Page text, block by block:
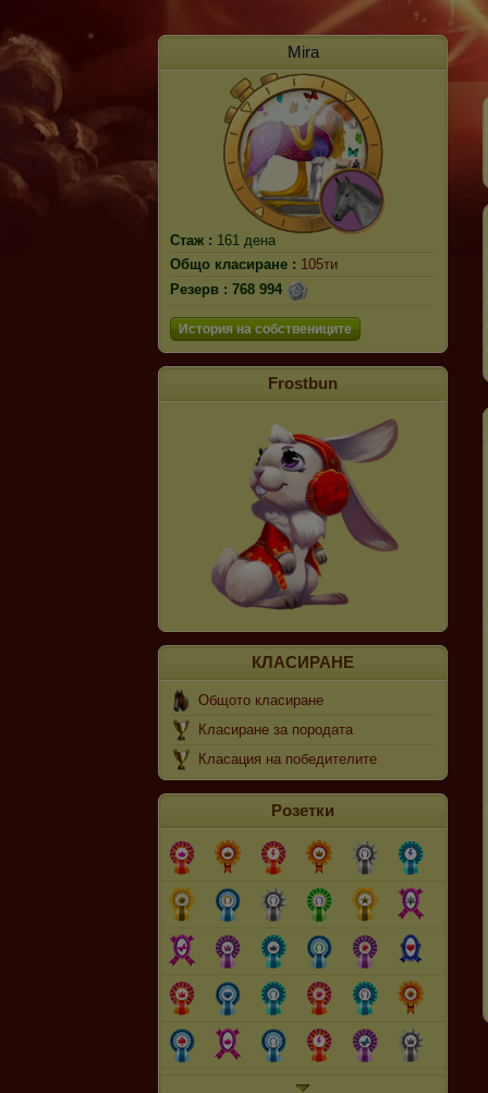
Mira
Стаж : 161 дена
Общо класиране : 105ти
Резерв : 768 994
История на собствениците
Frostbun
КЛАСИРАНЕ
Общото класиране
Класиране за породата
Класация на победителите
Розетки